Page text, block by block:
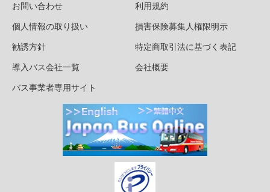
お問い合わせ
利用規約
個人情報の取り扱い
損害保険募集人権限明示
勧誘方針
特定商取引法に基づく表記
導入バス会社一覧
会社概要
バス事業者専用サイト